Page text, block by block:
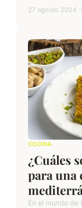
27 agosto 2024
COCINA
¿Cuáles
para una
En el mundo de